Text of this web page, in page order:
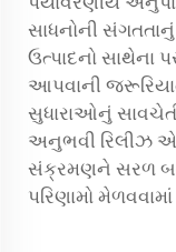
સાધનોની
ઉત્પાદનો સાથેના
આપવાની
સુધારાઓનું
અનુભવી રિલીઝ
સંક્રમણને સરળ
પરિણામો